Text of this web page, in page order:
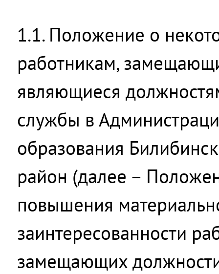
1.1. Положение о
работникам,
являющиеся
службы в
образования
район (далее –
повышения
заинтересованности
замещающих